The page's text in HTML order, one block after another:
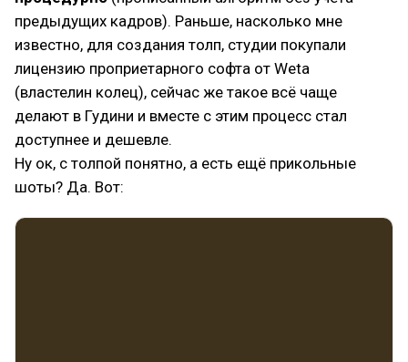
предыдущих кадров). Раньше, насколько мне
известно, для создания толп, студии покупали
лицензию проприетарного софта от Weta
(властелин колец), сейчас же такое всё чаще
делают в Гудини и вместе с этим процесс стал
доступнее и дешевле.
Ну ок, с толпой понятно, а есть ещё прикольные
шоты? Да. Вот: